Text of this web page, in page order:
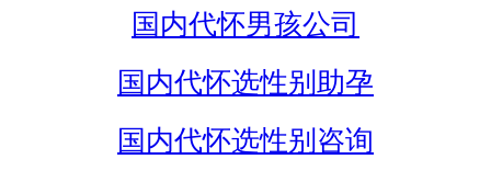
国内代怀男孩公司
国内代怀选性别助孕
国内代怀选性别咨询